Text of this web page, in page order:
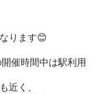
ります😊
催時間中は駅利用
近く、